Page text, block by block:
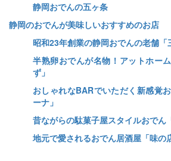
静岡おでんの五ヶ条
静岡のおでんが美味しいおすすめのお店
昭和23年創業の静岡おでんの老舗「
半熟卵おでんが名物！アットホー
ず」
おしゃれなBARでいただく新感覚
ーナ」
昔ながらの駄菓子屋スタイルおでん
地元で愛されるおでん居酒屋「味の